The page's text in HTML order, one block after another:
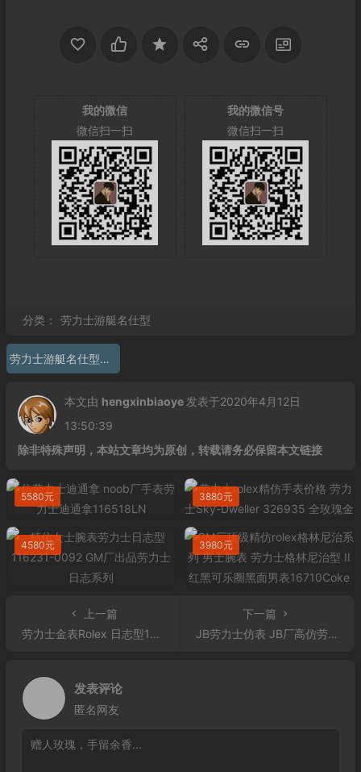
我的微信
微信扫一扫
我的微信号
微信扫一扫
分类： 劳力士游艇名仕型
劳力士游艇名仕型复刻 ew厂劳力士游艇名仕系列116622
本文由 hengxinbiaoye 发表于2020年4月12日
13:50:39
除非特殊声明，本站文章均为原创，转载请务必保留本文链接
5580元 3880元
4580元 3980元
上一篇
劳力士金表Rolex 日志型116231 白盘镶钻腕表男士自动机械表
下一篇
JB劳力士仿表 JB厂高仿劳力士的蚝式陀飞轮
发表评论
匿名网友